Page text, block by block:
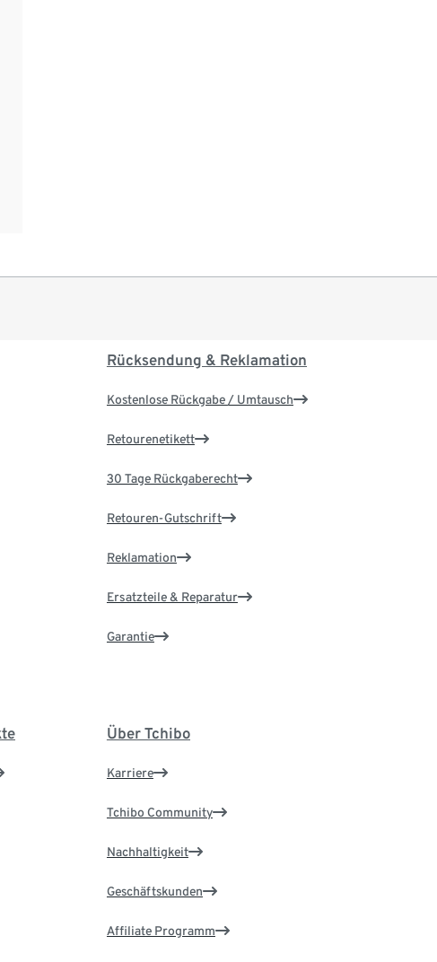
Rücksendung & Reklamation
Kostenlose Rückgabe / Umtausch
Retourenetikett
30 Tage Rückgaberecht
Retouren-Gutschrift
Reklamation
Ersatzteile & Reparatur
Garantie
Über Tchibo
Karriere
Tchibo Community
Nachhaltigkeit
Geschäftskunden
Affiliate Programm